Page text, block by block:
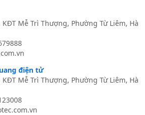
KĐT Mễ Trì Thượng, Phường Từ Liêm, Hà
điện tử
KĐT Mễ Trì Thượng, Phường Từ Liêm, Hà